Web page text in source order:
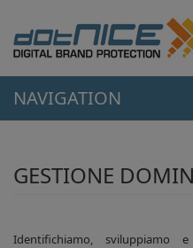
NAVIGATION
GESTIONE
Identifichiamo, sviluppiamo